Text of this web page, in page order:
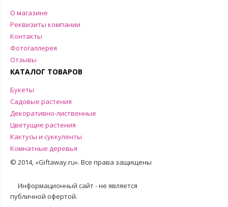
О магазине
Реквизиты компании
Контакты
Фотогаллерея
Отзывы
КАТАЛОГ ТОВАРОВ
Букеты
Садовые растения
Декоративно-лиственные
Цветущие растения
Кактусы и суккуленты
Комнатные деревья
© 2014, «Giftaway.ru». Все права защищены
Информационный сайт - не является
публичной офертой.